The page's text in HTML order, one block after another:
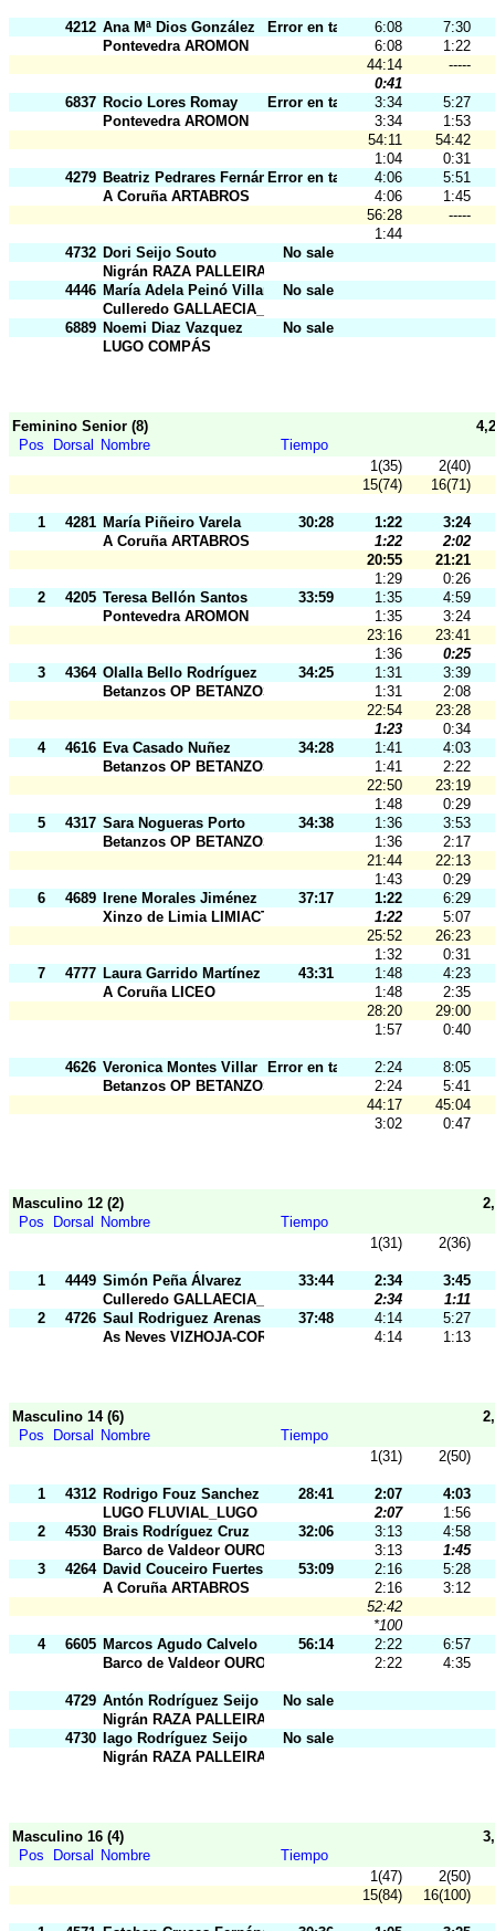
4212 Ana Mª Dios González Error en tarj. 6:08
7:30
Pontevedra AROMON
6:08
1:22
44:14
-----
0:41
6837 Rocio Lores Romay Error en tarj. 3:34
5:27
Pontevedra AROMON
3:34
1:53
54:11
54:42
1:04
0:31
4279 Beatriz Pedrares FernándezError en tarj. 4:06
5:51
A Coruña ARTABROS
4:06
1:45
56:28
-----
1:44
4732 Dori Seijo Souto
No sale
Nigrán RAZA PALLEIRA
4446 María Adela Peinó Villares No sale
Culleredo GALLAECIA_RAID
6889 Noemi Diaz Vazquez
No sale
LUGO COMPÁS
Feminino Senior (8)
Pos
Dorsal Nombre
Tiempo
1(35)
2(40)
15(74)
16(71)
1 4281 María Piñeiro Varela 30:28 1:22
3:24
A Coruña ARTABROS
1:22
2:02
20:55
21:21
1:29
0:26
2
4205 Teresa Bellón Santos 33:59 1:35
4:59
Pontevedra AROMON
1:35
3:24
23:16
23:41
1:36
0:25
3
4364 Olalla Bello Rodríguez 34:25 1:31
3:39
Betanzos OP BETANZOS
1:31
2:08
22:54
23:28
1:23
0:34
4
4616 Eva Casado Nuñez 34:28 1:41
4:03
Betanzos OP BETANZOS
1:41
2:22
22:50
23:19
1:48
0:29
5
4317 Sara Nogueras Porto 34:38 1:36
3:53
Betanzos OP BETANZOS
1:36
2:17
21:44
22:13
1:43
0:29
6
4689 Irene Morales Jiménez 37:17 1:22
6:29
Xinzo de Limia LIMIACTIVA
1:22
5:07
25:52
26:23
1:32
0:31
7
4777 Laura Garrido Martínez 43:31 1:48
4:23
A Coruña LICEO
1:48
2:35
28:20
29:00
1:57
0:40
4626 Veronica Montes Villar Error en tarj. 2:24
8:05
Betanzos OP BETANZOS
2:24
5:41
44:17
45:04
3:02
0:47
Masculino 12 (2)
Pos
Dorsal Nombre
Tiempo
1(31)
2(36)
1 4449 Simón Peña Álvarez 33:44 2:34
3:45
Culleredo GALLAECIA_RAID
2:34
1:11
2
4726 Saul Rodriguez Arenas 37:48 4:14
5:27
As Neves VIZHOJA-CORNELIOS
4:14 1:13
Masculino 14 (6)
Pos
Dorsal Nombre
Tiempo
1(31)
2(50)
1 4312 Rodrigo Fouz Sanchez 28:41 2:07
4:03
LUGO FLUVIAL_LUGO
2:07
1:56
2
4530 Brais Rodríguez Cruz 32:06 3:13
4:58
Barco de Valdeor OURO
3:13
1:45
3
4264 David Couceiro Fuertes 53:09 2:16
5:28
A Coruña ARTABROS
2:16
3:12
52:42
*100
4
6605 Marcos Agudo Calvelo 56:14 2:22
6:57
Barco de Valdeor OURO
2:22 4:35
4729 Antón Rodríguez Seijo
No sale
Nigrán RAZA PALLEIRA
4730
Iago Rodríguez Seijo
No sale
Nigrán RAZA PALLEIRA
Masculino 16 (4)
Pos
Dorsal Nombre
Tiempo
1(47)
2(50)
15(84)
16(100)